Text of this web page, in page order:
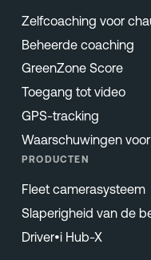
Zelfcoaching voor
Beheerde coaching
GreenZone Score
Toegang tot video
GPS-tracking
Waarschuwingen
PRODUCTEN
Fleet camerasysteem
Slaperigheid van de
Driver•i Hub-X